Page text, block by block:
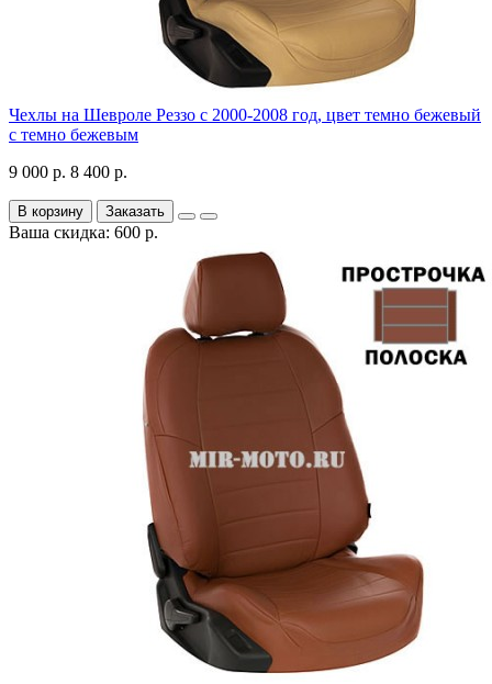
Чехлы на Шевроле Реззо с 2000-2008 год, цвет темно бежевый
с темно бежевым
9 000 р. 8 400 р.
В корзину Заказать
Ваша скидка: 600 р.